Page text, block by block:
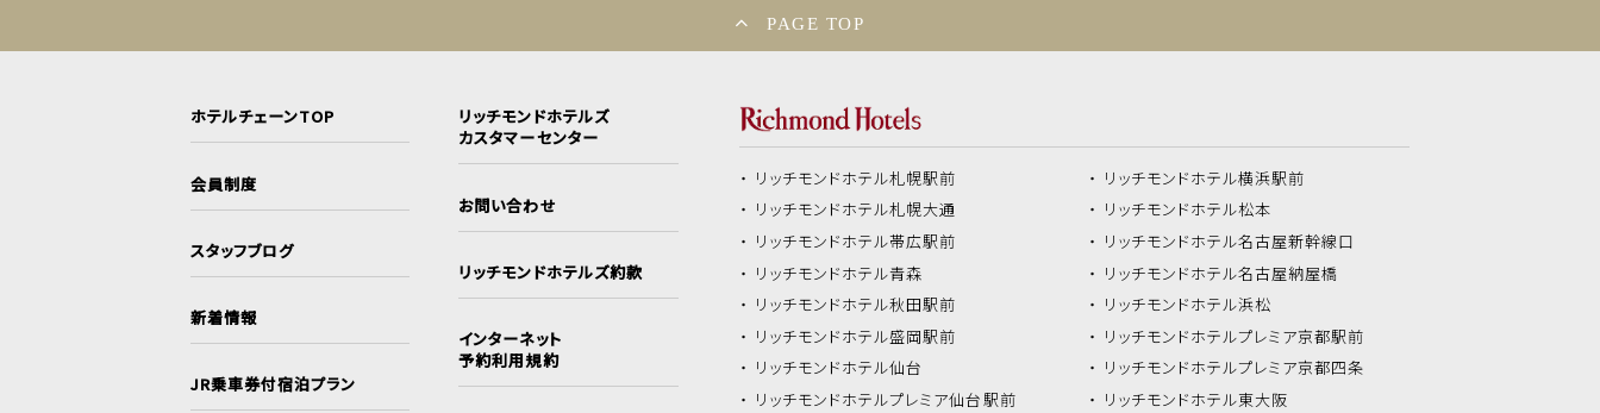
PAGE TOP
ホテルチェーンTOP
会員制度
スタッフブログ
新着情報
JR乗車券付宿泊プラン
リッチモンドホテルズ
カスタマーセンター
お問い合わせ
リッチモンドホテルズ約款
インターネット
予約利用規約
リッチモンドホテル札幌駅前
リッチモンドホテル札幌大通
リッチモンドホテル帯広駅前
リッチモンドホテル青森
リッチモンドホテル秋田駅前
リッチモンドホテル盛岡駅前
リッチモンドホテル仙台
リッチモンドホテルプレミア仙台駅前
リッチモンドホテル横浜駅前
リッチモンドホテル松本
リッチモンドホテル名古屋新幹線口
リッチモンドホテル名古屋納屋橋
リッチモンドホテル浜松
リッチモンドホテルプレミア京都駅前
リッチモンドホテルプレミア京都四条
リッチモンドホテル東大阪